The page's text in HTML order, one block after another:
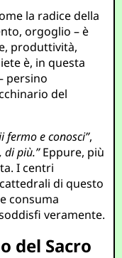
la radice della
orgoglio – è
produttività,
è, in questa
persino
del
fermo e conosci”,
di più.”Eppure, più
I centri
di questo
consuma
veramente.
del Sacro